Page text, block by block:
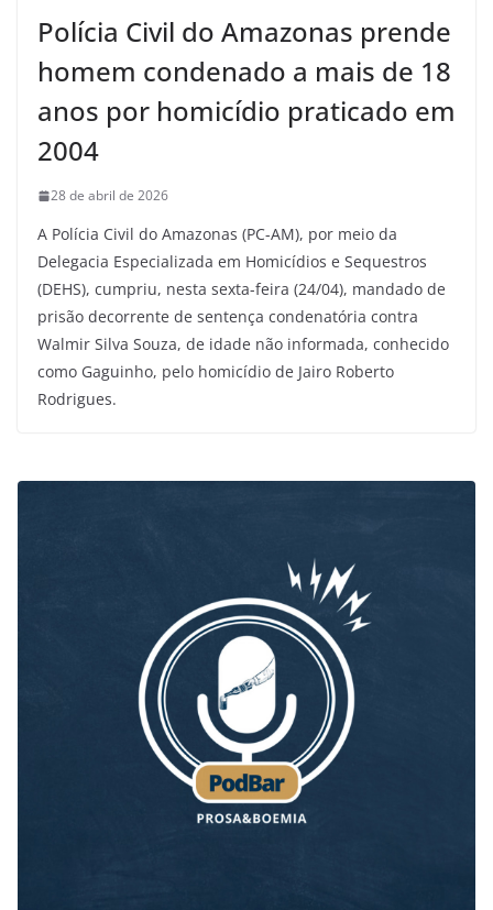
Polícia Civil do Amazonas prende
homem condenado a mais de 18
anos por homicídio praticado em
2004
28 de abril de 2026
A Polícia Civil do Amazonas (PC-AM), por meio da
Delegacia Especializada em Homicídios e Sequestros
(DEHS), cumpriu, nesta sexta-feira (24/04), mandado de
prisão decorrente de sentença condenatória contra
Walmir Silva Souza, de idade não informada, conhecido
como Gaguinho, pelo homicídio de Jairo Roberto
Rodrigues.